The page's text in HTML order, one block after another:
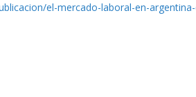
el-mercado-laboral-en-